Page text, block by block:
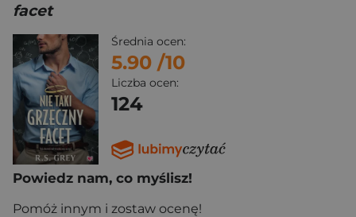
facet
Średnia ocen:
5.90 /10
Liczba ocen:
124
Powiedz nam, co myślisz!
Pomóż innym i zostaw ocenę!